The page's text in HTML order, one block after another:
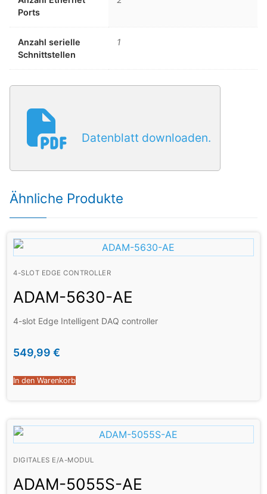
Ports
Anzahl serielle
Schnittstellen
1
Datenblatt downloaden.
Ähnliche Produkte
4-SLOT EDGE CONTROLLER
ADAM-5630-AE
4-slot Edge Intelligent DAQ controller
549,99 €
In den Warenkorb
DIGITALES E/A-MODUL
ADAM-5055S-AE